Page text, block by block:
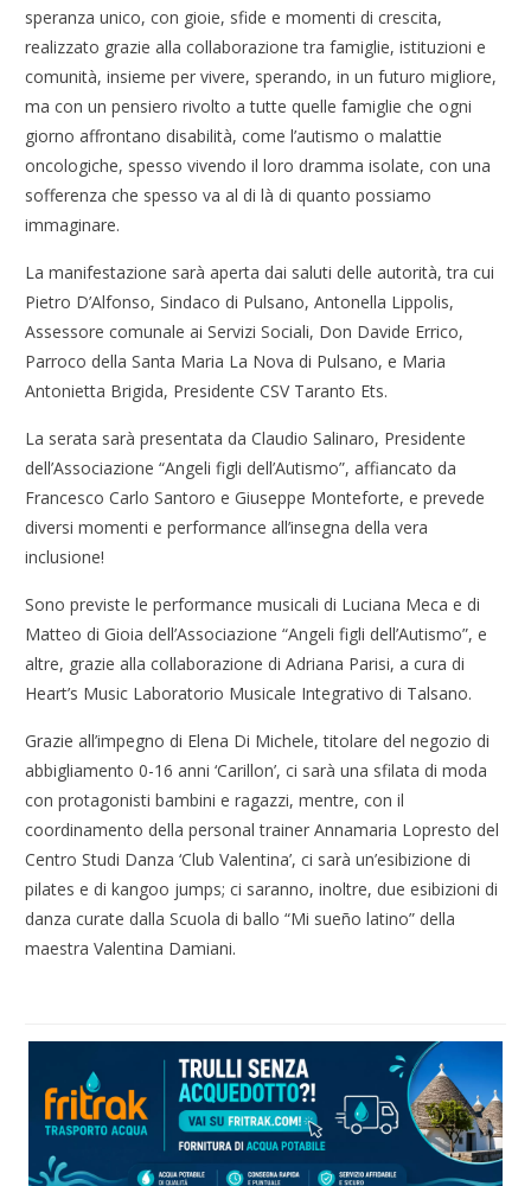
speranza unico, con gioie, sfide e momenti di crescita,
realizzato grazie alla collaborazione tra famiglie, istituzioni e
comunità, insieme per vivere, sperando, in un futuro migliore,
ma con un pensiero rivolto a tutte quelle famiglie che ogni
giorno affrontano disabilità, come l’autismo o malattie
oncologiche, spesso vivendo il loro dramma isolate, con una
sofferenza che spesso va al di là di quanto possiamo
immaginare.
La manifestazione sarà aperta dai saluti delle autorità, tra cui
Pietro D’Alfonso, Sindaco di Pulsano, Antonella Lippolis,
Assessore comunale ai Servizi Sociali, Don Davide Errico,
Parroco della Santa Maria La Nova di Pulsano, e Maria
Antonietta Brigida, Presidente CSV Taranto Ets.
La serata sarà presentata da Claudio Salinaro, Presidente
dell’Associazione “Angeli figli dell’Autismo”, affiancato da
Francesco Carlo Santoro e Giuseppe Monteforte, e prevede
diversi momenti e performance all’insegna della vera
inclusione!
Sono previste le performance musicali di Luciana Meca e di
Matteo di Gioia dell’Associazione “Angeli figli dell’Autismo”, e
altre, grazie alla collaborazione di Adriana Parisi, a cura di
Heart’s Music Laboratorio Musicale Integrativo di Talsano.
Grazie all’impegno di Elena Di Michele, titolare del negozio di
abbigliamento 0-16 anni ‘Carillon’, ci sarà una sfilata di moda
con protagonisti bambini e ragazzi, mentre, con il
coordinamento della personal trainer Annamaria Lopresto del
Centro Studi Danza ‘Club Valentina’, ci sarà un’esibizione di
pilates e di kangoo jumps; ci saranno, inoltre, due esibizioni di
danza curate dalla Scuola di ballo “Mi sueño latino” della
maestra Valentina Damiani.